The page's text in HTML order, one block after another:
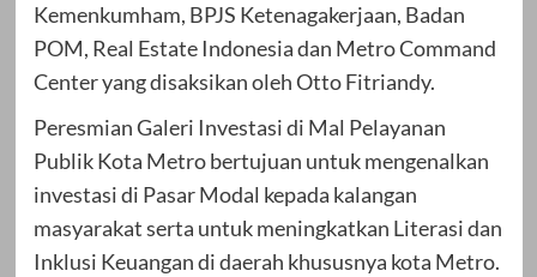
Kemenkumham, BPJS Ketenagakerjaan, Badan
POM, Real Estate Indonesia dan Metro Command
Center yang disaksikan oleh Otto Fitriandy.
Peresmian Galeri Investasi di Mal Pelayanan
Publik Kota Metro bertujuan untuk mengenalkan
investasi di Pasar Modal kepada kalangan
masyarakat serta untuk meningkatkan Literasi dan
Inklusi Keuangan di daerah khususnya kota Metro.